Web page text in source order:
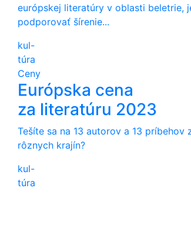
európskej literatúry v oblasti beletrie,
podporovať šírenie...
kul-
túra
Ceny
Európska cena
za literatúru 2023
Tešíte sa na 13 autorov a 13 príbehov
rôznych krajín?
kul-
túra